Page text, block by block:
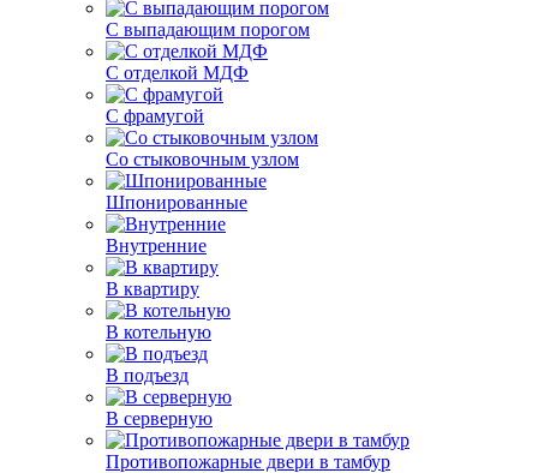
С выпадающим порогом
С отделкой МДФ
С фрамугой
Со стыковочным узлом
Шпонированные
Внутренние
В квартиру
В котельную
В подъезд
В серверную
Противопожарные двери в тамбур